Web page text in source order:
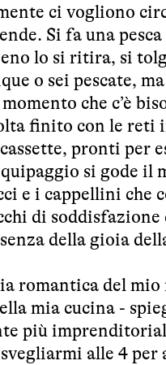
ci vogliono
Si fa una
lo si ritira, si
o sei pescate,
che c’è
finito con le reti
pronti per
si gode
e i cappellini che
di
della gioia
romantica del
mia cucina -
più
alle 4 per